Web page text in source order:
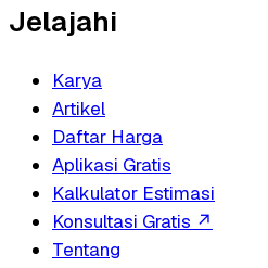
Jelajahi
Karya
Artikel
Daftar Harga
Aplikasi Gratis
Kalkulator Estimasi
Konsultasi Gratis ↗
Tentang